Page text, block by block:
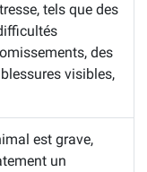
tels que des
des
visibles,
est grave,
un